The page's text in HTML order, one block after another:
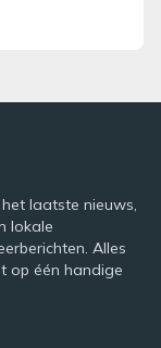
laatste nieuws,
lokale
Alles
op één handige